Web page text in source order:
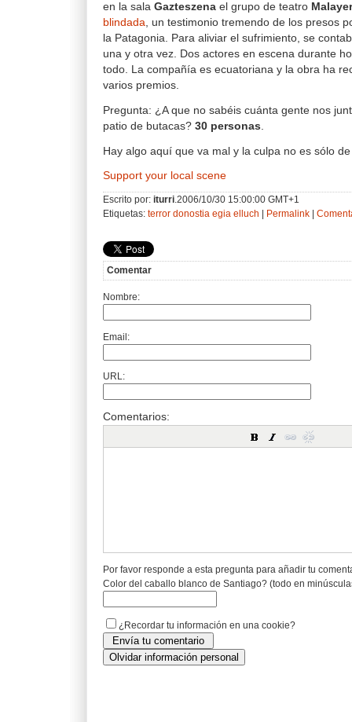
en la sala Gazteszena el grupo de teatro
blindada, un testimonio tremendo de los presos
la Patagonia. Para aliviar el sufrimiento, se
una y otra vez. Dos actores en escena durante
todo. La compañía es ecuatoriana y la obra ha
varios premios.
Pregunta: ¿A que no sabéis cuánta gente nos
patio de butacas? 30 personas
Hay algo aquí que va mal y la culpa no es sólo
Support your local scene
Escrito por: iturri .2006/10/30 15:00:00 GMT+1
Etiquetas: terror donostia egia elluch Permalink
Comentar
Nombre:
Email:
URL:
Comentarios:
Por favor responde a esta pregunta para añadir tu
Color del caballo blanco de Santiago? (todo en
¿Recordar tu información en una cookie?